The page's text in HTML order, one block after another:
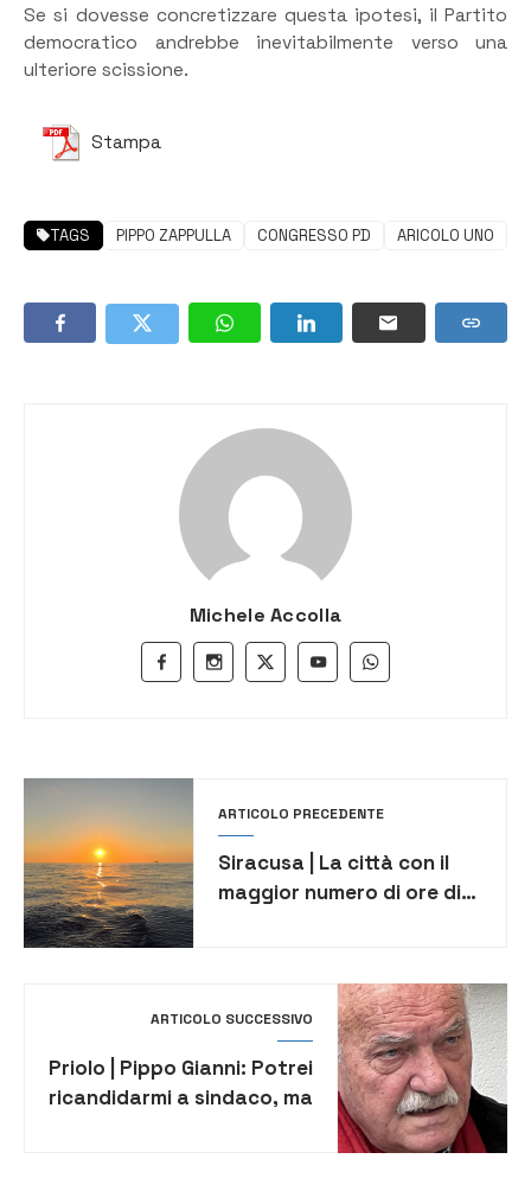
Se si dovesse concretizzare questa ipotesi, il Partito
democratico andrebbe inevitabilmente verso una
ulteriore scissione.
Stampa
TAGS PIPPO ZAPPULLA CONGRESSO PD ARICOLO UNO
Michele Accolla
ARTICOLO PRECEDENTE
Siracusa | La città con il
maggior numero di ore di
ARTICOLO SUCCESSIVO
Priolo | Pippo Gianni: Potrei
ricandidarmi a sindaco, ma